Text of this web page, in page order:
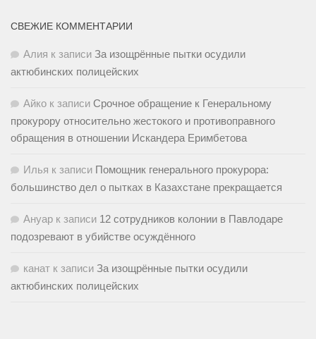
СВЕЖИЕ КОММЕНТАРИИ
Алия к записи За изощрённые пытки осудили
актюбинских полицейских
Айко к записи Срочное обращение к Генеральному
прокурору относительно жестокого и противоправного
обращения в отношении Искандера Еримбетова
Илья к записи Помощник генерального прокурора:
большинство дел о пытках в Казахстане прекращается
Ануар к записи 12 сотрудников колонии в Павлодаре
подозревают в убийстве осуждённого
канат к записи За изощрённые пытки осудили
актюбинских полицейских